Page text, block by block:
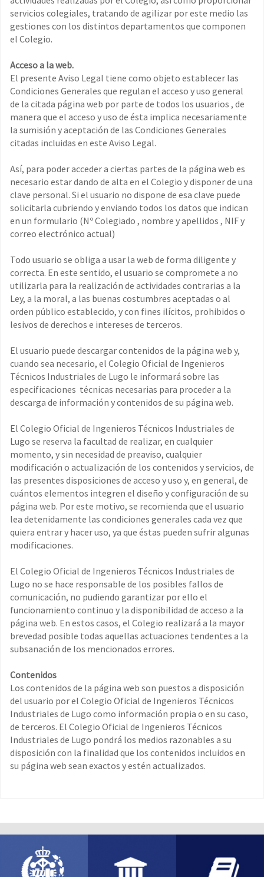
servicios colegiales, tratando de agilizar por este medio las
gestiones con los distintos departamentos que componen
el Colegio.
Acceso a la web.
El presente Aviso Legal tiene como objeto establecer las
Condiciones Generales que regulan el acceso y uso general
de la citada página web por parte de todos los usuarios , de
manera que el acceso y uso de ésta implica necesariamente
la sumisión y aceptación de las Condiciones Generales
citadas incluidas en este Aviso Legal.
Así, para poder acceder a ciertas partes de la página web es
necesario estar dando de alta en el Colegio y disponer de una
clave personal. Si el usuario no dispone de esa clave puede
solicitarla cubriendo y enviando todos los datos que indican
en un formulario (Nº Colegiado , nombre y apellidos , NIF y
correo electrónico actual)
Todo usuario se obliga a usar la web de forma diligente y
correcta. En este sentido, el usuario se compromete a no
utilizarla para la realización de actividades contrarias a la
Ley, a la moral, a las buenas costumbres aceptadas o al
orden público establecido, y con fines ilícitos, prohibidos o
lesivos de derechos e intereses de terceros.
El usuario puede descargar contenidos de la página web y,
cuando sea necesario, el Colegio Oficial de Ingenieros
Técnicos Industriales de Lugo le informará sobre las
especificaciones técnicas necesarias para proceder a la
descarga de información y contenidos de su página web.
El Colegio Oficial de Ingenieros Técnicos Industriales de
Lugo se reserva la facultad de realizar, en cualquier
momento, y sin necesidad de preaviso, cualquier
modificación o actualización de los contenidos y servicios, de
las presentes disposiciones de acceso y uso y, en general, de
cuántos elementos integren el diseño y configuración de su
página web. Por este motivo, se recomienda que el usuario
lea detenidamente las condiciones generales cada vez que
quiera entrar y hacer uso, ya que éstas pueden sufrir algunas
modificaciones.
El Colegio Oficial de Ingenieros Técnicos Industriales de
Lugo no se hace responsable de los posibles fallos de
comunicación, no pudiendo garantizar por ello el
funcionamiento continuo y la disponibilidad de acceso a la
página web. En estos casos, el Colegio realizará a la mayor
brevedad posible todas aquellas actuaciones tendentes a la
subsanación de los mencionados errores.
Contenidos
Los contenidos de la página web son puestos a disposición
del usuario por el Colegio Oficial de Ingenieros Técnicos
Industriales de Lugo como información propia o en su caso,
de terceros. El Colegio Oficial de Ingenieros Técnicos
Industriales de Lugo pondrá los medios razonables a su
disposición con la finalidad que los contenidos incluidos en
su página web sean exactos y estén actualizados.